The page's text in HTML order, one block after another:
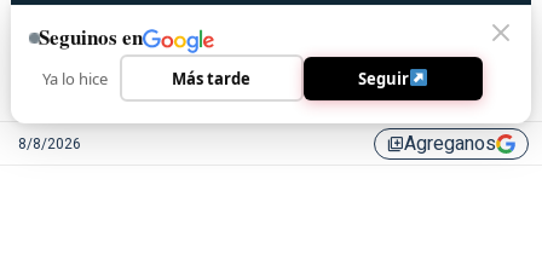
8/8/2026 library_addAgreganos
Seguinos en
Ya lo hice Más tarde Seguir